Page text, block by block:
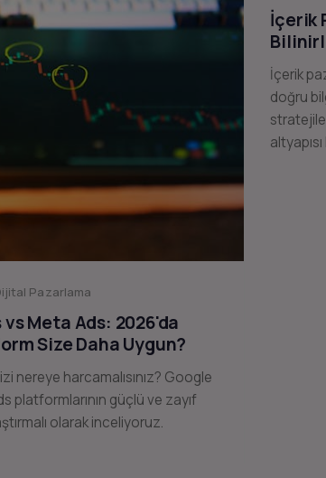
Pazarlama
Meta Ads: 2026'da
Size Daha Uygun?
nereye harcamalısınız? Google
platformlarının güçlü ve zayıf
olarak inceliyoruz.
İçerik
İçerik
doğru